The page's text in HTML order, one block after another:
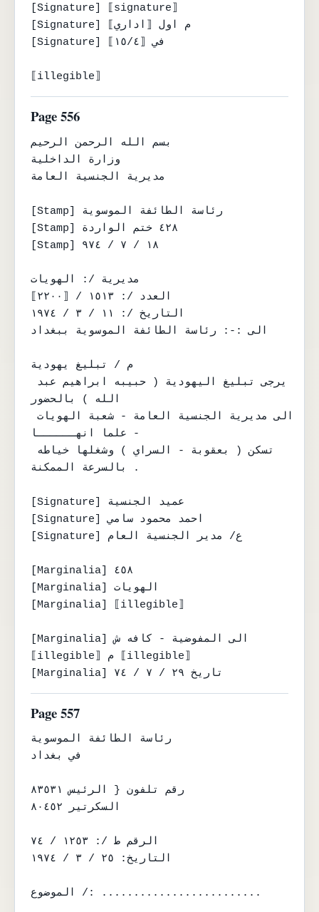
[Signature] ⟦signature⟧
[Signature] م اول ⟦اداري⟧
[Signature] في ⟦١٥/٤⟧
⟦illegible⟧
Page 556
بسم الله الرحمن الرحيم
وزارة الداخلية
مديرية الجنسية العامة
[Stamp] رئاسة الطائفة الموسوية
[Stamp] ٤٢٨ ختم الواردة
[Stamp] ١٨ / ٧ / ٩٧٤
مديرية /: الهويات
العدد /: ١٥١٣ / ⟦٢٢٠٠⟧
التاريخ /: ١١ / ٣ / ١٩٧٤
الى :-: رئاسة الطائفة الموسوية ببغداد
م / تبليغ يهودية
الله ) بالحضور
الى مديرية الجنسية العامة - شعبة الهويات
- علما انهــــــا
بالسرعة الممكنة .
[Signature] عميد الجنسية
[Signature] احمد محمود سامي
[Signature] ع/ مدير الجنسية العام
[Marginalia] ٤٥٨
[Marginalia] الهويات
[Marginalia] ⟦illegible⟧
[Marginalia] الى المفوضية - كافه ش
⟦illegible⟧ م ⟦illegible⟧
[Marginalia] تاريخ ٢٩ / ٧ / ٧٤
Page 557
رئاسة الطائفة الموسوية
في بغداد
رقم تلفون { الرئيس ٨٣٥٣١
السكرتير ٨٠٤٥٢
الرقم ط /: ١٢٥٣ / ٧٤
التاريخ: ٢٥ / ٣ / ١٩٧٤
الموضوع /: .........................